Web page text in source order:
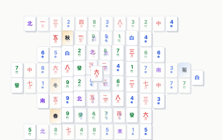
北 一
万
三
万
2
●
四
万
8
竹
3
●
八
万
3
竹
2
竹 中 4
●
五
万
2
●
四
万 西 6
●
1
竹
五
万
4
●
6
●
5
●
1 東 9
竹 東 8
竹
5
竹
6
竹
6
●
7
竹 中 6
●
六
万
8
●
九 西 西 九
万
8
●
7
● 南 3
● 菊
發 七
万
1
● 冬 3
●
8
●
六
万 南 七
万
7
●
七
万 中 7
●
7
竹
南 五
万
一
万
4 八
万
2
竹 白 四
万
三
万
3
●
春 6
竹
9
●
3
竹
7
●
9
●
二
万
六
万
5
竹 北 8
竹
七
万
4
竹
6
竹
5
● 東 1
●
5
●
秋 一
万
9
竹
5
●
1
竹 白
白 夏 九
万 東 9
●
三
万
八
万
3
竹 梅 4
竹 蘭 1
竹
9
竹
5
竹
5
竹 西 1
●
二
万
9
●
九
万
2
● 中 3
竹
4
●
9
竹 發 4
竹
7
竹
四
万 發
2
竹 北 8
竹
7
竹
發 1 南 4
●
2
竹
2
● 竹 6
竹
北 五
万
二
万
八
万
三
万
二
万
8
●
一
万
六
万 白